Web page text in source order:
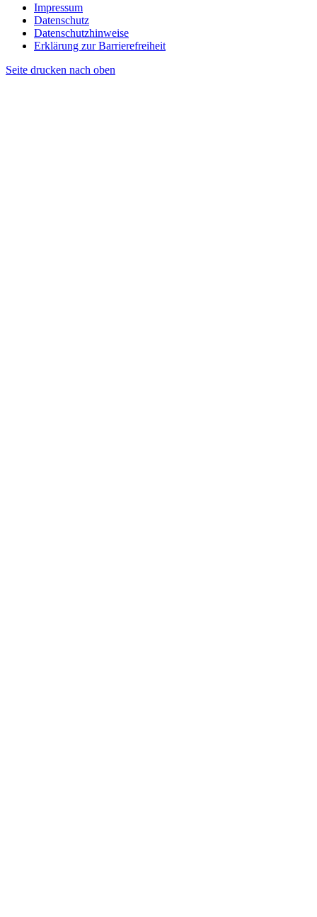
Impressum
Datenschutz
Datenschutzhinweise
Erklärung zur Barrierefreiheit
Seite drucken nach oben